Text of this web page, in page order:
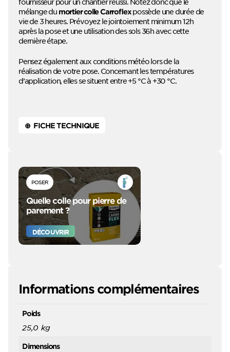
mélange du mortier colle Carroflexpossède une durée de
vie de 3 heures. Prévoyez le jointoiement minimum 12h
après la pose et une utilisation des sols 36h avec cette
dernière étape.
Pensez également aux conditions météo lors de la
réalisation de votre pose. Concernant les températures
d’application, elles se situent entre +5 °C à +30 °C.
⊕ FICHE TECHNIQUE
POSER
Quelle colle pour pierre de
parement ?
DÉCOUVRIR
Informations complémentaires
Poids
25,0 kg
Dimensions